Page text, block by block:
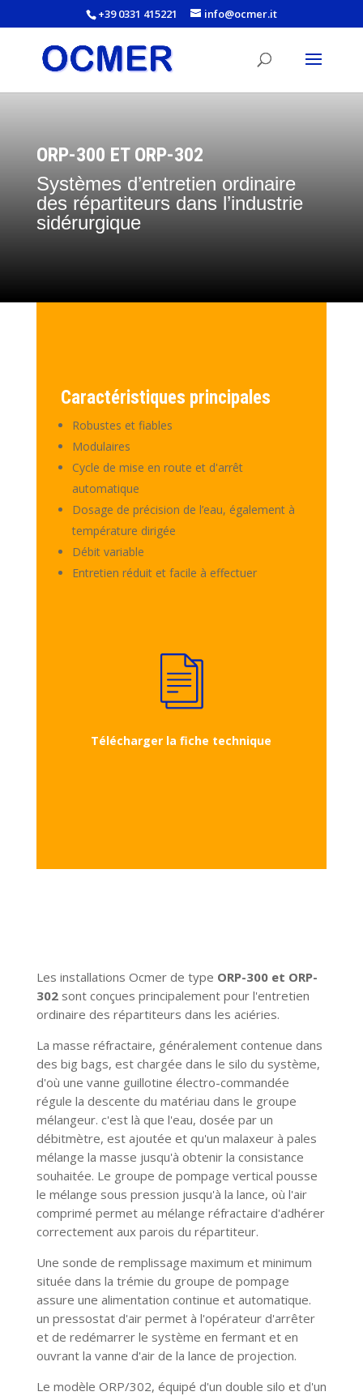
+39 0331 415221 info@ocmer.it
ORP-300 ET ORP-302
Systèmes d’entretien ordinaire
des répartiteurs dans l’industrie
sidérurgique
Caractéristiques principales
Robustes et fiables
Modulaires
Cycle de mise en route et d'arrêt
automatique
Dosage de précision de l’eau, également à
température dirigée
Débit variable
Entretien réduit et facile à effectuer
Télécharger la fiche technique
Les installations Ocmer de type ORP-300 et ORP-
302sont conçues principalement pour l'entretien
ordinaire des répartiteurs dans les aciéries.
La masse réfractaire, généralement contenue dans
des big bags, est chargée dans le silo du système,
d'où une vanne guillotine électro-commandée
régule la descente du matériau dans le groupe
mélangeur. c'est là que l'eau, dosée par un
débitmètre, est ajoutée et qu'un malaxeur à pales
mélange la masse jusqu'à obtenir la consistance
souhaitée. Le groupe de pompage vertical pousse
le mélange sous pression jusqu'à la lance, où l'air
comprimé permet au mélange réfractaire d'adhérer
correctement aux parois du répartiteur.
Une sonde de remplissage maximum et minimum
située dans la trémie du groupe de pompage
assure une alimentation continue et automatique.
un pressostat d'air permet à l'opérateur d'arrêter
et de redémarrer le système en fermant et en
ouvrant la vanne d'air de la lance de projection.
Le modèle ORP/302, équipé d'un double silo et d'un